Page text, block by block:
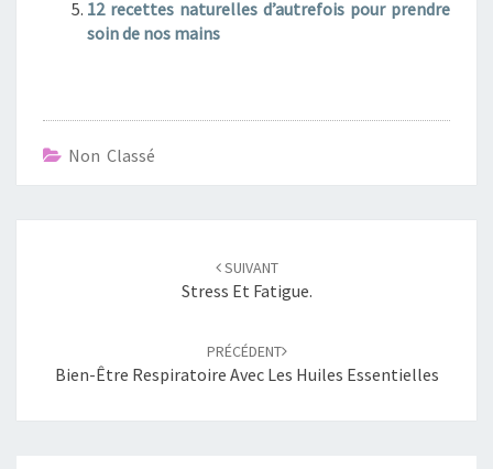
12 recettes naturelles d’autrefois pour prendre
soin de nos mains
Non Classé
SUIVANT
Stress Et Fatigue.
PRÉCÉDENT
Bien-Être Respiratoire Avec Les Huiles Essentielles